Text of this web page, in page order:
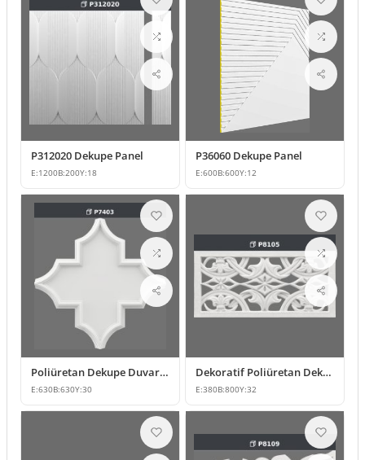
P312020 Dekupe Panel
E:1200B:200Y:18
P36060 Dekupe Panel
E:600B:600Y:12
Poliüretan Dekupe Duvar Paneli ve Tavan Dekoru
E:630B:630Y:30
Dekoratif Poliüretan Dekupe Panel Modeli
E:380B:800Y:32